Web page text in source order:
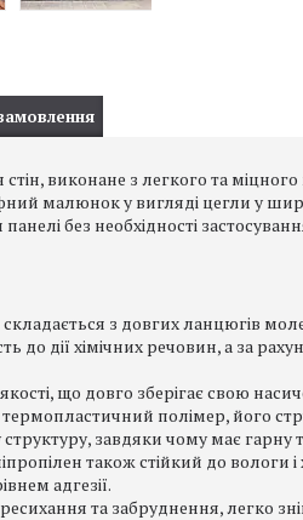
виконане з легкого та
малюнок у вигляді цегли у
без необхідності
з довгих ланцюгів
до дії хімічних речовин, а за
що довго зберігає свою
полімер, його
завдяки чому має гарну
також стійкий до вологи і
адгезії.
та забруднення, легко